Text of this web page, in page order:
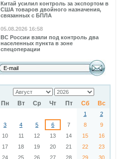
Китай усилил контроль за экспортом в
США товаров двойного назначения,
связанных с БПЛА
05.08.2026 16:58
ВС России взяли под контроль два
населенных пункта в зоне
спецоперации
Пн Вт Ср Чт Пт Сб Вс
1
2
3
4 5 6 7 8
9
10
11 12 13 14 15
16
17
18 19 20 21 22
23
24
25 26 27 28 29 30